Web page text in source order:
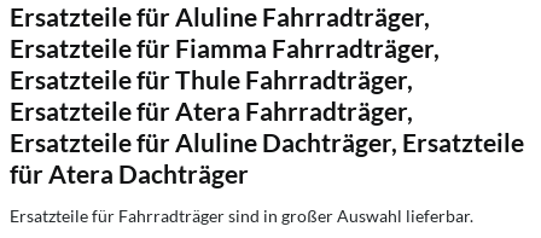
Ersatzteile für Aluline Fahrradträger,
Ersatzteile für Fiamma Fahrradträger,
Ersatzteile für Thule Fahrradträger,
Ersatzteile für Atera Fahrradträger,
Ersatzteile für Aluline Dachträger, Ersatzteile
für Atera Dachträger
Ersatzteile für Fahrradträger sind in großer Auswahl lieferbar.